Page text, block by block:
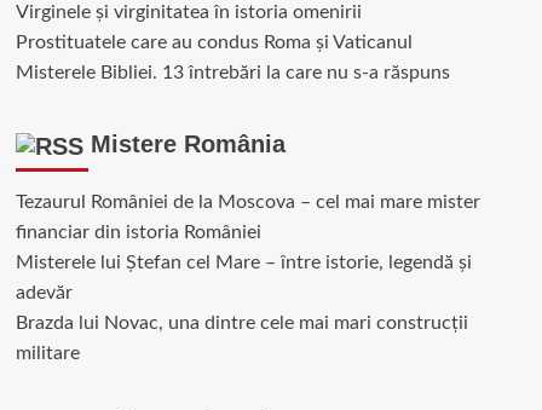
Virginele şi virginitatea în istoria omenirii
Prostituatele care au condus Roma și Vaticanul
Misterele Bibliei. 13 întrebări la care nu s-a răspuns
Mistere România
Tezaurul României de la Moscova – cel mai mare mister
financiar din istoria României
Misterele lui Ștefan cel Mare – între istorie, legendă și
adevăr
Brazda lui Novac, una dintre cele mai mari construcții
militare